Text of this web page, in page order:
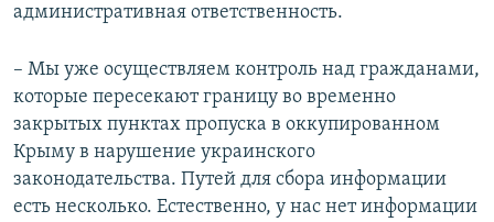
административная ответственность.
– Мы уже осуществляем контроль над гражданами,
которые пересекают границу во временно
закрытых пунктах пропуска в оккупированном
Крыму в нарушение украинского
законодательства. Путей для сбора информации
есть несколько. Естественно, у нас нет информации